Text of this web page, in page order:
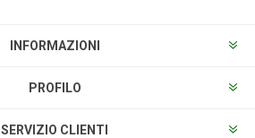
INFORMAZIONI
PROFILO
SERVIZIO CLIENTI